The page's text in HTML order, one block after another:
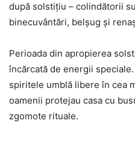
după solstițiu – colindătorii
binecuvântări, belșug și
Perioada din apropierea
încărcată de energii
spiritele umblă libere în cea
oamenii protejau casa cu
zgomote rituale.